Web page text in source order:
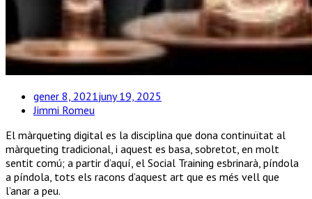
gener 8, 2021juny 19, 2025
Jimmi Romeu
El màrqueting digital es la disciplina que dona continuïtat al
màrqueting tradicional, i aquest es basa, sobretot, en molt
sentit comú; a partir d’aquí, el Social Training esbrinarà, píndola
a píndola, tots els racons d’aquest art que es més vell que
l’anar a peu.